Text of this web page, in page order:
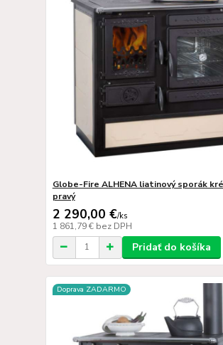
Globe-Fire ALHENA liatinový sporák
pravý
2 290,00 €/ks
1 861,79 € bez DPH
Pridať do košíka
Doprava ZADARMO